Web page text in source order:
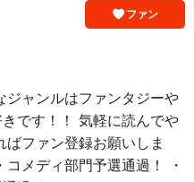
ファン
ャンルはファンタジーや
です！！ 気軽に読んでや
ファン登録お願いしま
メディ部門予選通過！ ・